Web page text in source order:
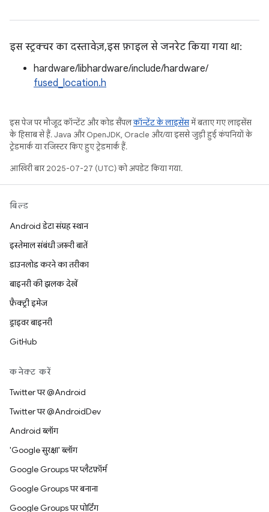
इस स्ट्रक्चर का दस्तावेज़, इस फ़ाइल से जनरेट किया गया था:
hardware/libhardware/include/hardware/
fused_location.h
इस पेज पर मौजूद कॉन्टेंट और कोड सैंपलकॉन्टेंट के लाइसेंसमें बताए गए लाइसेंस
के हिसाब से हैं. Java और OpenJDK, Oracle और/या इससे जुड़ी हुई कंपनियों के
ट्रेडमार्क या रजिस्टर किए हुए ट्रेडमार्क हैं.
आखिरी बार 2025-07-27 (UTC) को अपडेट किया गया.
बिल्ड
Android डेटा संग्रह स्थान
इस्तेमाल संबंधी ज़रूरी बातें
डाउनलोड करने का तरीका
बाइनरी की झलक देखें
फ़ैक्ट्री इमेज
ड्राइवर बाइनरी
GitHub
कनेक्ट करें
Twitter पर @Android
Twitter पर @AndroidDev
Android ब्लॉग
'Google सुरक्षा' ब्लॉग
Google Groups पर प्लैटफ़ॉर्म
Google Groups पर बनाना
Google Groups पर पोर्टिंग